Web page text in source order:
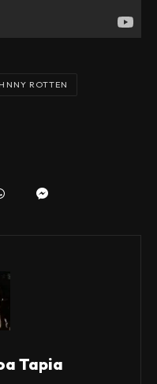
ROTTEN
Tapia